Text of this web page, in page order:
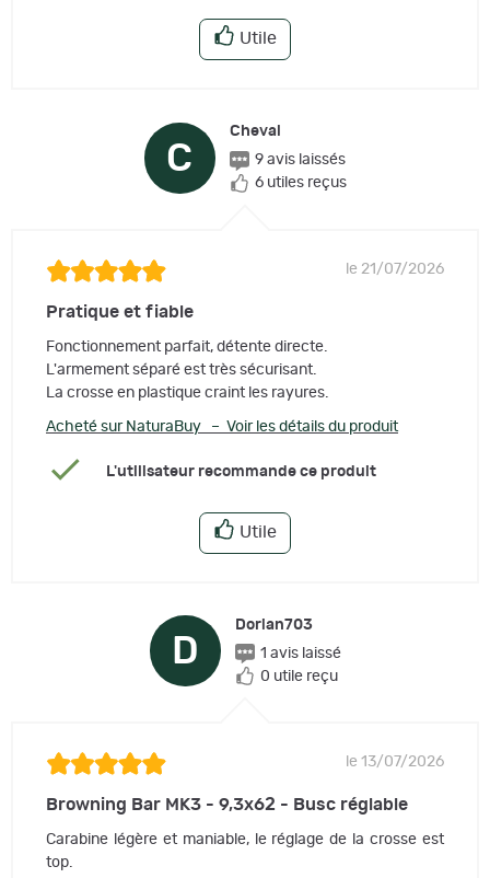
Utile
C
Cheval
9 avis laissés
6 utiles reçus
le 21/07/2026
Pratique et fiable
Fonctionnement parfait, détente directe.
L'armement séparé est très sécurisant.
La crosse en plastique craint les rayures.
Acheté sur NaturaBuy – Voir les détails du produit
L'utilisateur recommande ce produit
Utile
D
Dorian703
1 avis laissé
0 utile reçu
le 13/07/2026
Browning Bar MK3 - 9,3x62 - Busc réglable
Carabine légère et maniable, le réglage de la crosse est
top.